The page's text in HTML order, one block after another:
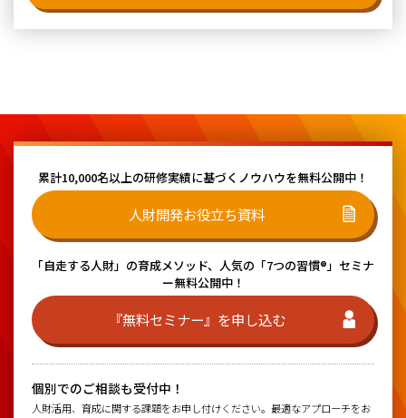
累計10,000名以上の研修実績に基づく ノウハウを無料公開中！
人財開発お役立ち資料
「自走する人財」の育成メソッド、 人気の「7つの習慣®」セミナ
ー無料公開中！
『無料セミナー』を申し込む
個別でのご相談も受付中！
人財活用、育成に関する課題をお申し付けください。最適なアプローチをお